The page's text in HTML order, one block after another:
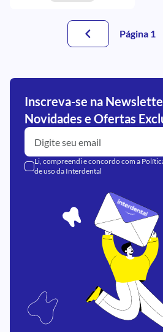
Página 1
Inscreva-se na
Novidades e Ofertas
Li, compreendi e concordo com a
de usoda Interdental